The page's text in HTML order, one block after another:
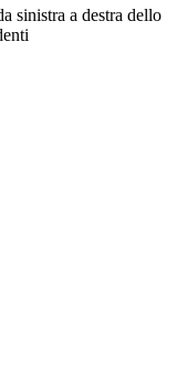
sinistra a destra dello